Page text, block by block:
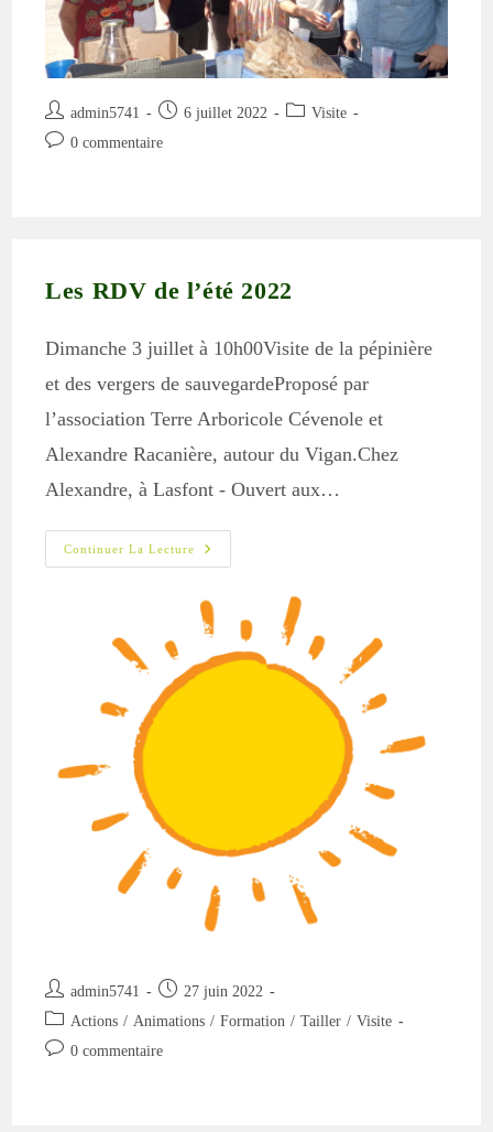
Auteur/autrice
de
admin5741
Publication
6 juillet 2022
PostVisite
Commentaires
0 commentaire
Les RDV de l’été 2022
Dimanche 3 juillet à 10h00Visite de la pépinière
et des vergers de sauvegardeProposé par
l’association Terre Arboricole Cévenole et
Alexandre Racanière, autour du Vigan.Chez
Alexandre, à Lasfont - Ouvert aux…
Continuer La Lecture
Les
RDV
2022
Auteur/autrice
de
la
publication :
admin5741
Publication
publiée :
27 juin 2022
Post
category:
Actions / Animations / Formation / Tailler / Visite
Commentaires
0 commentaire